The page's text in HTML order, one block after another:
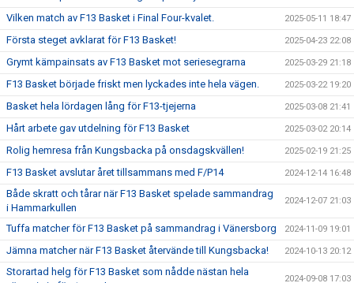
Vilken match av F13 Basket i Final Four-kvalet. 2025-05-11 18:47
Första steget avklarat för F13 Basket! 2025-04-23 22:08
Grymt kämpainsats av F13 Basket mot seriesegrarna 2025-03-29 21:18
F13 Basket började friskt men lyckades inte hela vägen. 2025-03-22 19:20
Basket hela lördagen lång för F13-tjejerna 2025-03-08 21:41
Hårt arbete gav utdelning för F13 Basket 2025-03-02 20:14
Rolig hemresa från Kungsbacka på onsdagskvällen! 2025-02-19 21:25
F13 Basket avslutar året tillsammans med F/P14 2024-12-14 16:48
Både skratt och tårar när F13 Basket spelade sammandrag
i Hammarkullen
2024-12-07 21:03
Tuffa matcher för F13 Basket på sammandrag i Vänersborg 2024-11-09 19:01
Jämna matcher när F13 Basket återvände till Kungsbacka! 2024-10-13 20:12
Storartad helg för F13 Basket som nådde nästan hela
2024-09-08 17:03